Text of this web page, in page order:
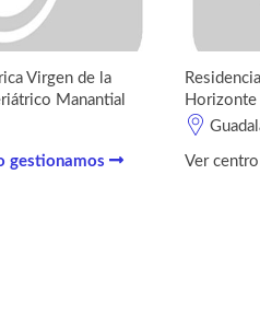
Virgen de la
Manantial
gestionamos
Horizonte
Ver centro